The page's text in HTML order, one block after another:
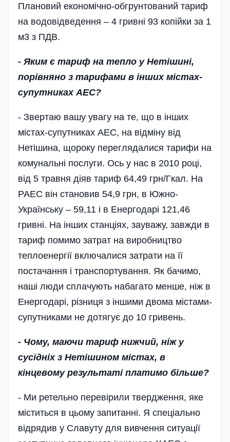
Плановий економічно-обгрунтований тариф
на водовідведення – 4 гривні 93 копійки за 1
м3 з ПДВ.
- Яким є тариф на тепло у Нетішині,
порівняно з тарифами в інших містах-
супутниках АЕС?
- Звертаю вашу увагу на те, що в інших
містах-супутниках АЕС, на відміну від
Нетішина, щороку переглядалися тарифи на
комунальні послуги. Ось у нас в 2010 році,
від 5 травня діяв тариф 64,49 грн/Гкал. На
РАЕС він становив 54,9 грн, в Южно-
Українську – 59,11 і в Енергодарі 121,46
гривні. На інших станціях, зауважу, завжди в
тариф помимо затрат на виробництво
теплоенергії включалися затрати на її
постачання і транспортування. Як бачимо,
наші люди сплачують набагато менше, ніж в
Енергодарі, різниця з іншими двома містами-
супутниками не дотягує до 10 гривень.
- Чому, маючи тариф нижчий, ніж у
сусідніх з Нетішином містах, в
кінцевому результаті платимо більше?
- Ми ретельно перевірили твердження, яке
міститься в цьому запитанні. Я спеціально
відрядив у Славуту для вивчення ситуації